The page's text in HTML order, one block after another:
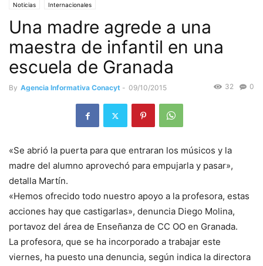
Noticias Internacionales
Una madre agrede a una
maestra de infantil en una
escuela de Granada
By Agencia Informativa Conacyt - 09/10/2015 0
32
«Se abrió la puerta para que entraran los músicos y la
madre del alumno aprovechó para empujarla y pasar»,
detalla Martín.
«Hemos ofrecido todo nuestro apoyo a la profesora, estas
acciones hay que castigarlas», denuncia Diego Molina,
portavoz del área de Enseñanza de CC OO en Granada.
La profesora, que se ha incorporado a trabajar este
viernes, ha puesto una denuncia, según indica la directora